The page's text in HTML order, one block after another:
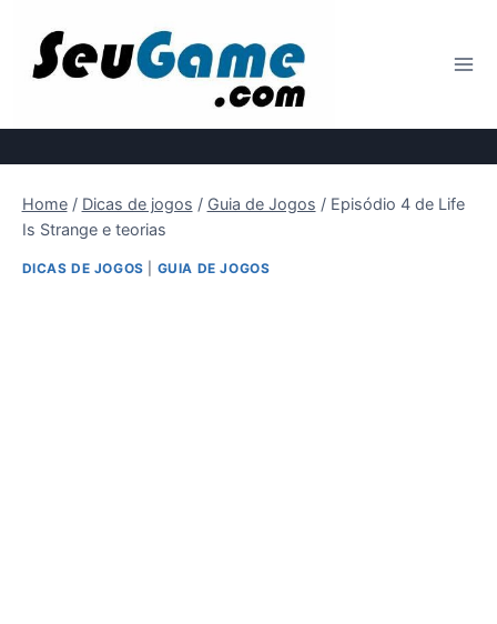
Home / Dicas de jogos / Guia de Jogos / Episódio 4 de Life
Is Strange e teorias
DICAS DE JOGOS GUIA DE JOGOS